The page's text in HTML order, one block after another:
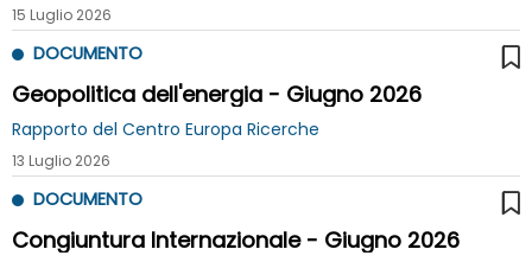
15 Luglio 2026
DOCUMENTO
Geopolitica dell'energia - Giugno 2026
Rapporto del Centro Europa Ricerche
13 Luglio 2026
DOCUMENTO
Congiuntura Internazionale - Giugno 2026